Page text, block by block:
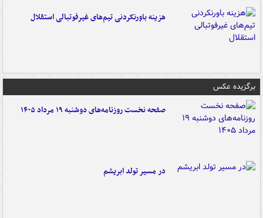
هزینه باورنکردنی تیم‌های غیرفوتبالی استقلال
برگزیده عکس
صفحه نخست روزنامه‌های دوشنبه ۱۹ مرداد ۱۴۰۵
در مسیر تولد ابریشم